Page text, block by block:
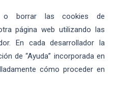
o borrar las cookies de
página web utilizando las
En cada desarrollador la
de “Ayuda” incorporada en
cómo proceder en